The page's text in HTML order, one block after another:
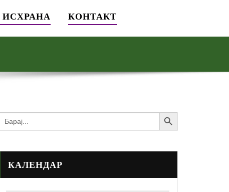
КОНТАКТ
for:
Search Button
КАЛЕНДАР